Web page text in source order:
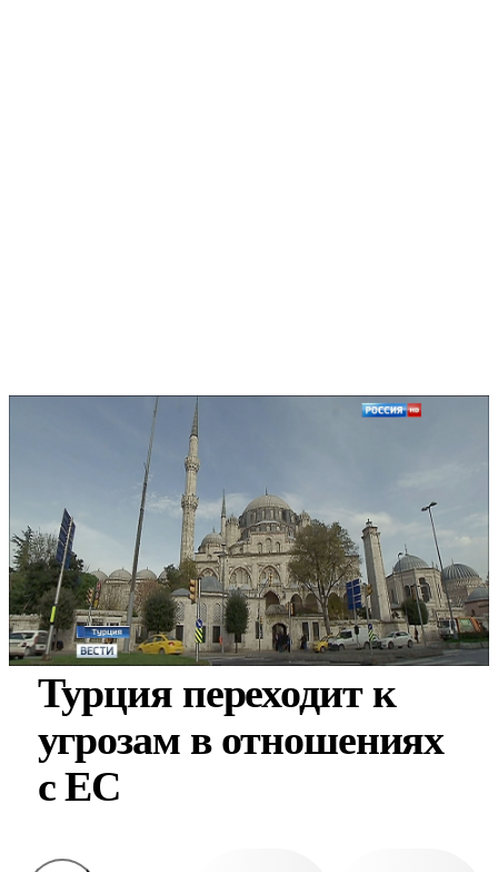
Турция переходит к
угрозам в отношениях
с ЕС